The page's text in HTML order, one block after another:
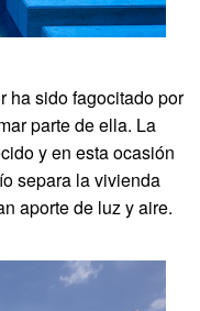
ha sido fagocitado por
parte de ella. La
y en esta ocasión
separa la vivienda
aporte de luz y aire.